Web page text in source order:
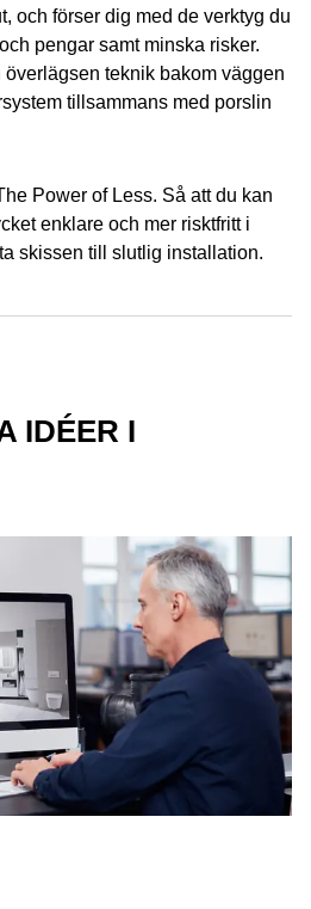
och förser dig med de verktyg du
pengar samt minska risker.
teknik bakom väggen
tillsammans med porslin
Power of Less. Så att du kan
enklare och mer risktfritt i
skissen till slutlig installation.
IDÉER I